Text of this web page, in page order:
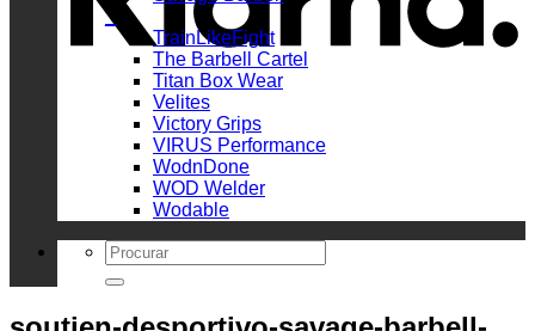
_
TrainLikeFight
The Barbell Cartel
Titan Box Wear
Velites
Victory Grips
VIRUS Performance
WodnDone
WOD Welder
Wodable
Search
for: